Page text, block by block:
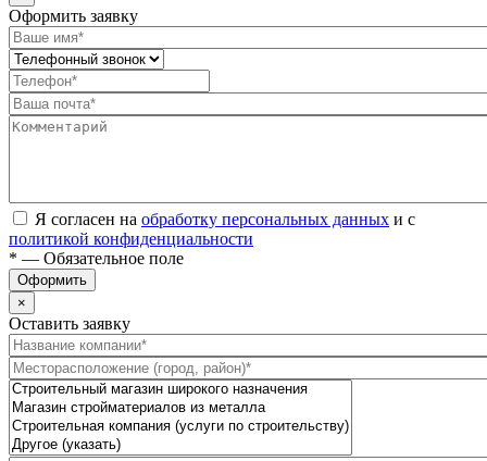
Оформить заявку
Я согласен на обработку персональных данных и с
политикой конфиденциальности
* — Обязательное поле
Оформить
×
Оставить заявку